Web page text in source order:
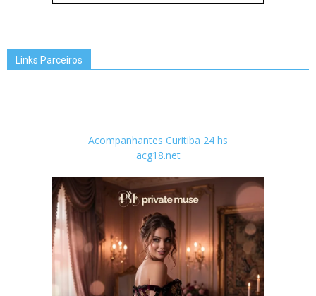
Links Parceiros
Acompanhantes Curitiba 24 hs
acg18.net